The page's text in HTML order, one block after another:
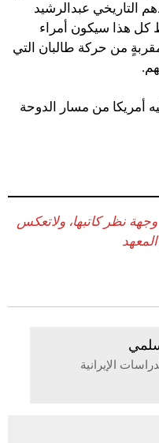
التاريخي عبدالرشيد
كل هذا سيكون أمراء
من حركة طالبان التي
أمريكا من مسار الدوحة
نظر كاتبها، ولاتعكس
الإيرانية